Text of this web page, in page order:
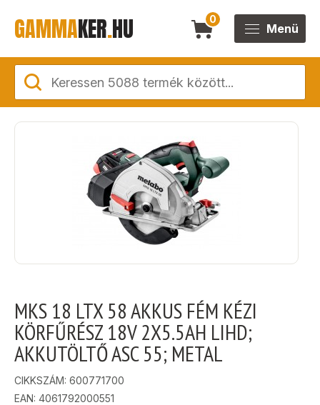
GAMMAKER.HU 0
Menü
MKS 18 LTX 58 AKKUS FÉM KÉZI
KÖRFŰRÉSZ 18V 2X5.5AH LIHD;
AKKUTÖLTŐ ASC 55; METAL
CIKKSZÁM: 600771700
EAN: 4061792000551